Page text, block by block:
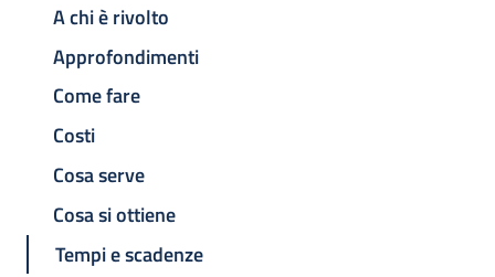
A chi è rivolto
Approfondimenti
Come fare
Costi
Cosa serve
Cosa si ottiene
Tempi e scadenze